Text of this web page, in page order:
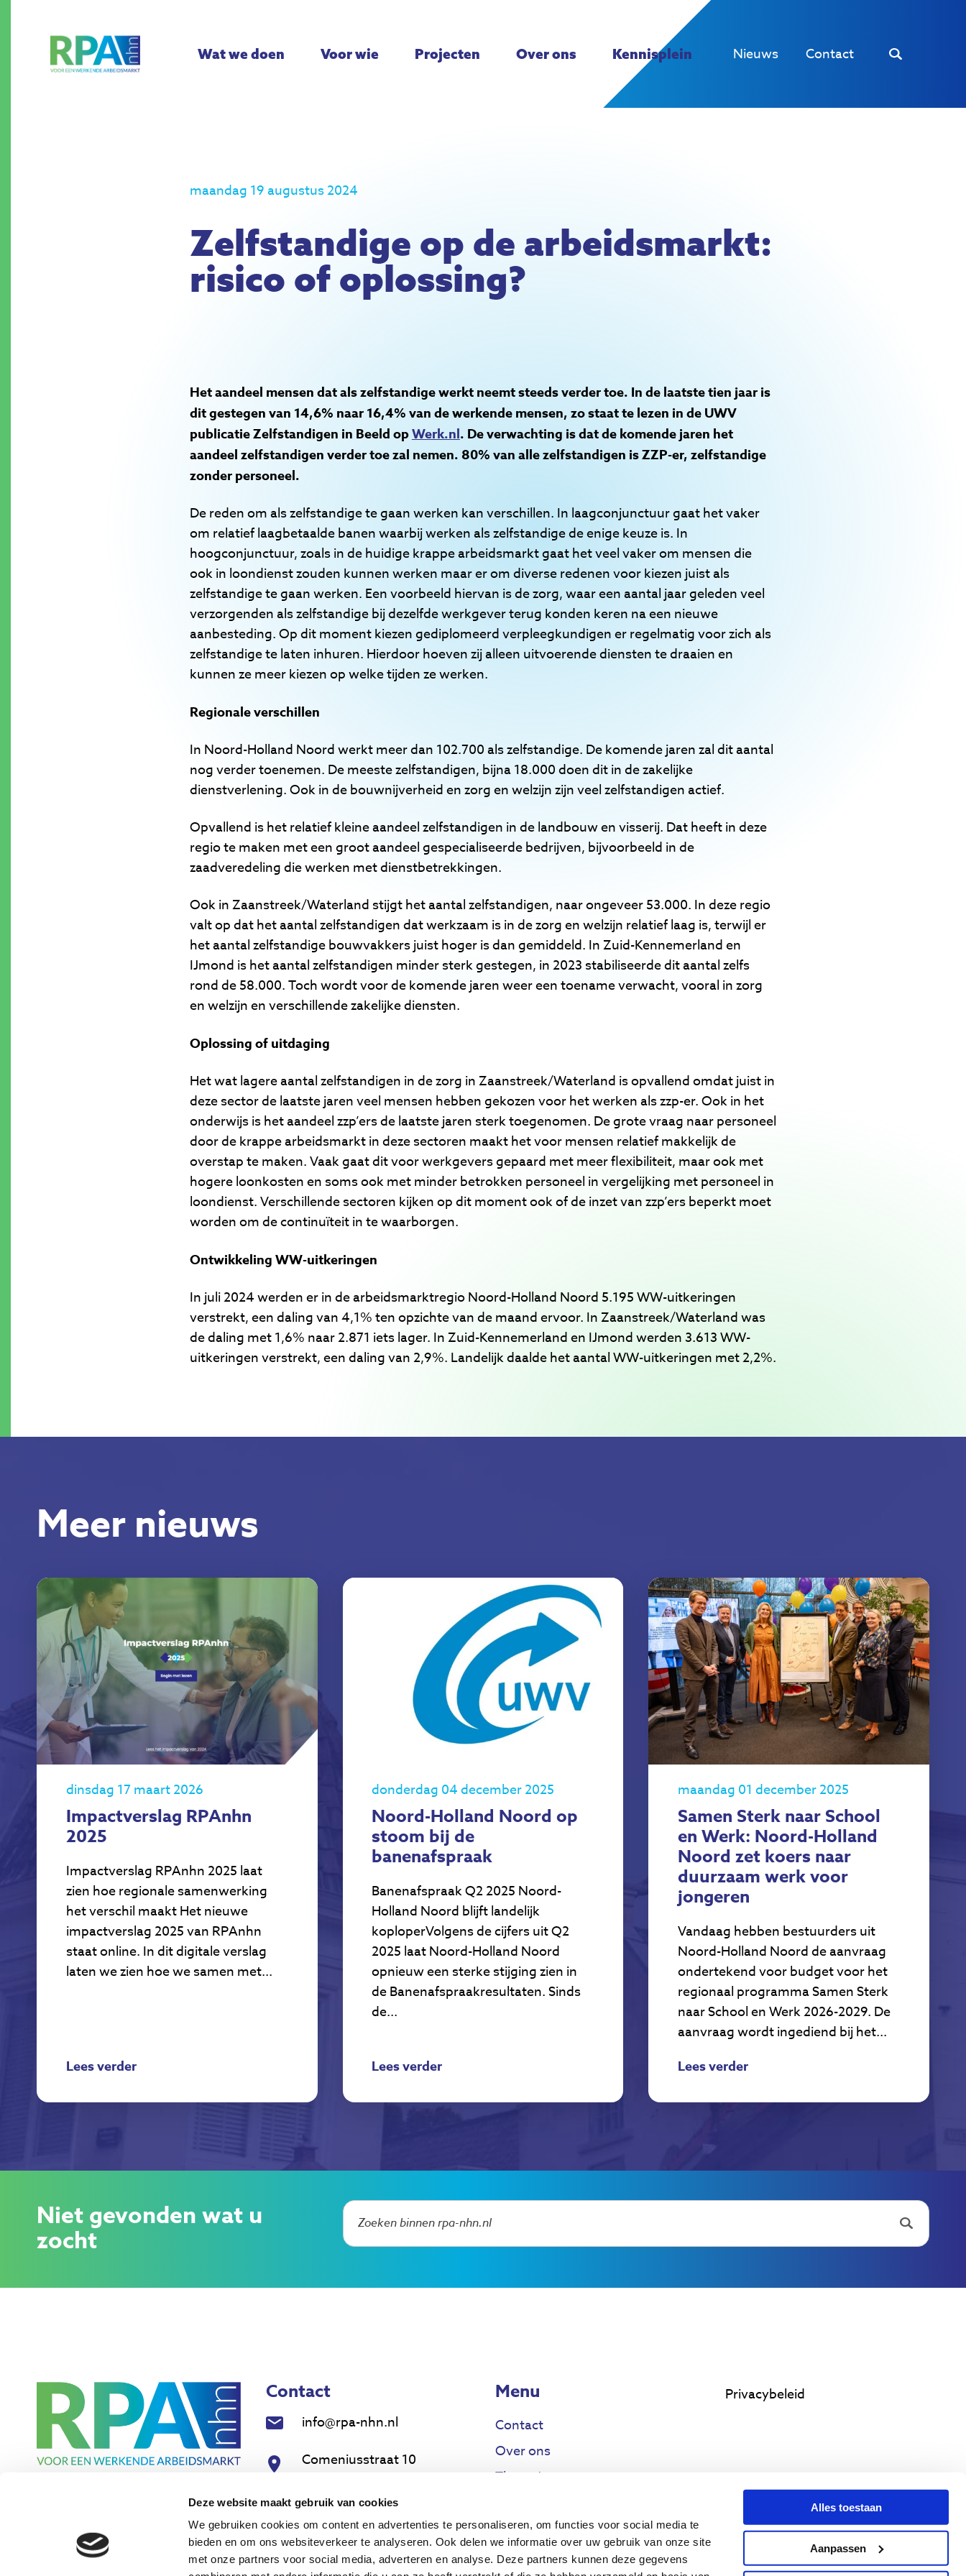
Deze website maakt gebruik van cookies
We gebruiken cookies om content en advertenties te personaliseren, om functies voor social media te
bieden en om ons websiteverkeer te analyseren. Ook delen we informatie over uw gebruik van onze site
met onze partners voor social media, adverteren en analyse. Deze partners kunnen deze gegevens
Alles toestaan
Aanpassen
Wat we doen Voor wie Projecten Over ons Kennisplein Nieuws Contact
maandag 19 augustus 2024
Zelfstandige op de arbeidsmarkt:
risico of oplossing?
Het aandeel mensen dat als zelfstandige werkt neemt steeds verder toe. In de laatste tien jaar is
dit gestegen van 14,6% naar 16,4% van de werkende mensen, zo staat te lezen in de UWV
publicatie Zelfstandigen in Beeld opWerk.nl. De verwachting is dat de komende jaren het
aandeel zelfstandigen verder toe zal nemen. 80% van alle zelfstandigen is ZZP-er, zelfstandige
zonder personeel.
De reden om als zelfstandige te gaan werken kan verschillen. In laagconjunctuur gaat het vaker
om relatief laagbetaalde banen waarbij werken als zelfstandige de enige keuze is. In
hoogconjunctuur, zoals in de huidige krappe arbeidsmarkt gaat het veel vaker om mensen die
ook in loondienst zouden kunnen werken maar er om diverse redenen voor kiezen juist als
zelfstandige te gaan werken. Een voorbeeld hiervan is de zorg, waar een aantal jaar geleden veel
verzorgenden als zelfstandige bij dezelfde werkgever terug konden keren na een nieuwe
aanbesteding. Op dit moment kiezen gediplomeerd verpleegkundigen er regelmatig voor zich als
zelfstandige te laten inhuren. Hierdoor hoeven zij alleen uitvoerende diensten te draaien en
kunnen ze meer kiezen op welke tijden ze werken.
Regionale verschillen
In Noord-Holland Noord werkt meer dan 102.700 als zelfstandige. De komende jaren zal dit aantal
nog verder toenemen. De meeste zelfstandigen, bijna 18.000 doen dit in de zakelijke
dienstverlening. Ook in de bouwnijverheid en zorg en welzijn zijn veel zelfstandigen actief.
Opvallend is het relatief kleine aandeel zelfstandigen in de landbouw en visserij. Dat heeft in deze
regio te maken met een groot aandeel gespecialiseerde bedrijven, bijvoorbeeld in de
zaadveredeling die werken met dienstbetrekkingen.
Ook in Zaanstreek/Waterland stijgt het aantal zelfstandigen, naar ongeveer 53.000. In deze regio
valt op dat het aantal zelfstandigen dat werkzaam is in de zorg en welzijn relatief laag is, terwijl er
het aantal zelfstandige bouwvakkers juist hoger is dan gemiddeld. In Zuid-Kennemerland en
IJmond is het aantal zelfstandigen minder sterk gestegen, in 2023 stabiliseerde dit aantal zelfs
rond de 58.000. Toch wordt voor de komende jaren weer een toename verwacht, vooral in zorg
en welzijn en verschillende zakelijke diensten.
Oplossing of uitdaging
Het wat lagere aantal zelfstandigen in de zorg in Zaanstreek/Waterland is opvallend omdat juist in
deze sector de laatste jaren veel mensen hebben gekozen voor het werken als zzp-er. Ook in het
onderwijs is het aandeel zzp’ers de laatste jaren sterk toegenomen. De grote vraag naar personeel
door de krappe arbeidsmarkt in deze sectoren maakt het voor mensen relatief makkelijk de
overstap te maken. Vaak gaat dit voor werkgevers gepaard met meer flexibiliteit, maar ook met
hogere loonkosten en soms ook met minder betrokken personeel in vergelijking met personeel in
loondienst. Verschillende sectoren kijken op dit moment ook of de inzet van zzp’ers beperkt moet
worden om de continuïteit in te waarborgen.
Ontwikkeling WW-uitkeringen
In juli 2024 werden er in de arbeidsmarktregio Noord-Holland Noord 5.195 WW-uitkeringen
verstrekt, een daling van 4,1% ten opzichte van de maand ervoor. In Zaanstreek/Waterland was
de daling met 1,6% naar 2.871 iets lager. In Zuid-Kennemerland en IJmond werden 3.613 WW-
uitkeringen verstrekt, een daling van 2,9%. Landelijk daalde het aantal WW-uitkeringen met 2,2%.
Meer nieuws
dinsdag 17 maart 2026
Impactverslag RPAnhn
2025
Impactverslag RPAnhn 2025 laat
zien hoe regionale samenwerking
het verschil maakt Het nieuwe
impactverslag 2025 van RPAnhn
staat online. In dit digitale verslag
laten we zien hoe we samen met...
Lees verder
donderdag 04 december 2025
Noord-Holland Noord op
stoom bij de
banenafspraak
Banenafspraak Q2 2025 Noord-
Holland Noord blijft landelijk
koploperVolgens de cijfers uit Q2
2025 laat Noord-Holland Noord
opnieuw een sterke stijging zien in
de Banenafspraakresultaten. Sinds
de...
Lees verder
maandag 01 december 2025
Samen Sterk naar School
en Werk: Noord-Holland
Noord zet koers naar
duurzaam werk voor
jongeren
Vandaag hebben bestuurders uit
Noord-Holland Noord de aanvraag
ondertekend voor budget voor het
regionaal programma Samen Sterk
naar School en Werk 2026-2029. De
aanvraag wordt ingediend bij het...
Lees verder
Niet gevonden wat u
zocht
Contact
info@rpa-nhn.nl
Comeniusstraat 10
Nieuwsbrief
Menu
Contact
Over ons
Thema’s
Projecten
Privacybeleid